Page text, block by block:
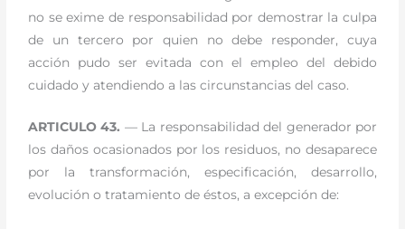
no se exime de responsabilidad por demostrar la culpa
de un tercero por quien no debe responder, cuya
acción pudo ser evitada con el empleo del debido
cuidado y atendiendo a las circunstancias del caso.
ARTICULO 43. — La responsabilidad del generador por
los daños ocasionados por los residuos, no desaparece
por la transformación, especificación, desarrollo,
evolución o tratamiento de éstos, a excepción de: